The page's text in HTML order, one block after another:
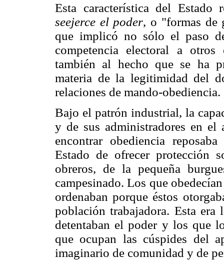
Esta característica del
seejerce el poder, o "formas de
que implicó no sólo el paso
competencia electoral a
también al hecho que se ha
materia de la legitimidad del
relaciones de mando-obediencia.
Bajo el patrón industrial, la
y de sus administradores en el
encontrar obediencia
Estado de ofrecer protección
obreros, de la pequeña
campesinado. Los que
ordenaban porque éstos
población trabajadora. Esta
detentaban el poder y los que
que ocupan las cúspides del
imaginario de comunidad y de